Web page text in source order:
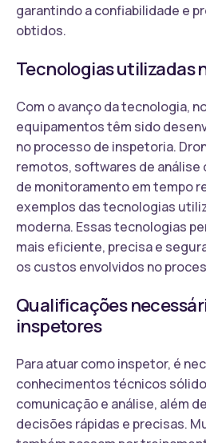
garantindo a confiabilidade e
obtidos.
Tecnologias utilizadas
Com o avanço da tecnologia,
equipamentos têm sido
no processo de inspetoria.
remotos, softwares de análise
de monitoramento em tempo
exemplos das tecnologias
moderna. Essas tecnologias
mais eficiente, precisa e
os custos envolvidos no
Qualificações
inspetores
Para atuar como inspetor, é
conhecimentos técnicos
comunicação e análise, além
decisões rápidas e precisas.